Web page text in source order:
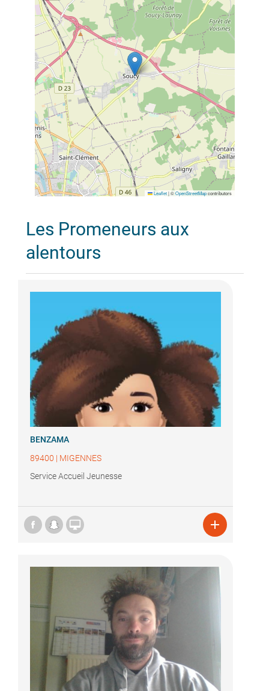
Leaflet |©OpenStreetMapcontributors
Les Promeneurs aux
alentours
BENZAMA
89400 | MIGENNES
Service Accueil Jeunesse
 